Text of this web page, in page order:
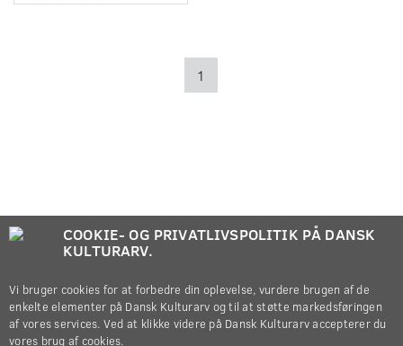
1
COOKIE- OG PRIVATLIVSPOLITIK PÅ DANSK
KULTURARV.
Vi bruger cookies for at forbedre din oplevelse, vurdere brugen af de
enkelte elementer på Dansk Kulturarv og til at støtte markedsføringen
af vores services. Ved at klikke videre på Dansk Kulturarv accepterer du
vores brug af cookies.